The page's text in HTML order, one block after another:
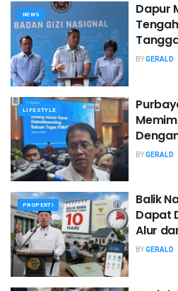
NEWS
Dapur
BYGERALD
LIFESTYLE
BYGERALD
PROPERTI
Balik
Dapat
Alur
BYGERALD